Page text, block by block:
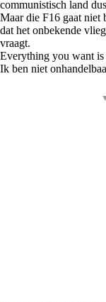
communistisch land
Maar die F16 gaat niet
dat het onbekende
vraagt.
Everything you want is
Ik ben niet